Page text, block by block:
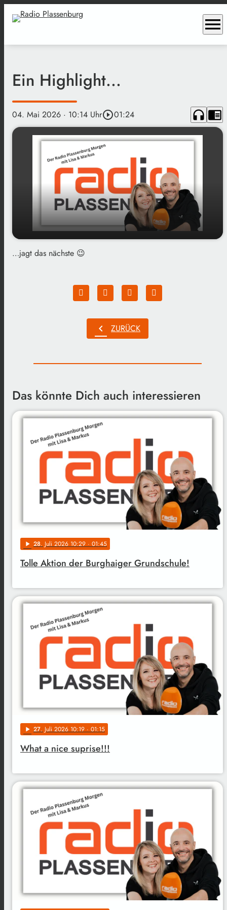
menu
Ein Highlight...
04. Mai 2026 · 10:14 Uhrplay_circle_outline01:24 headphones chrome_reader_mode
play_arrow Ein Highlight...
…jagt das nächste 😉
chevron_left ZURÜCK
Das könnte Dich auch interessieren
play_arrow 28. Juli 2026 10:29 · 01:45
Tolle Aktion der Burghaiger Grundschule!
play_arrow 27. Juli 2026 10:19 · 01:15
What a nice suprise!!!